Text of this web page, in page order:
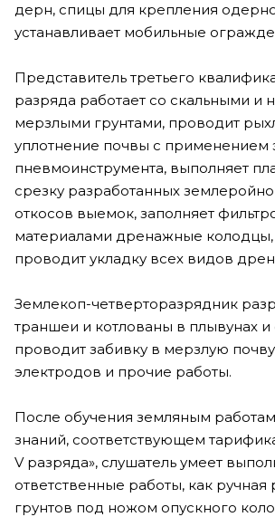
дерн, спицы для крепления
устанавливает мобильные
Представитель третьего
разряда работает со скальными и
мерзлыми грунтами, проводит
уплотнение почвы с применением
пневмоинструмента, выполняет
срезку разработанных
откосов выемок, заполняет
материалами дренажные колодцы,
проводит укладку всех видов
Землекоп-четверторазрядник
траншеи и котлованы в плывунах и
проводит забивку в мерзлую
электродов и прочие работы.
После обучения земляным
знаний, соответствующем
V разряда», слушатель умеет
ответственные работы, как ручная
грунтов под ножом опускного